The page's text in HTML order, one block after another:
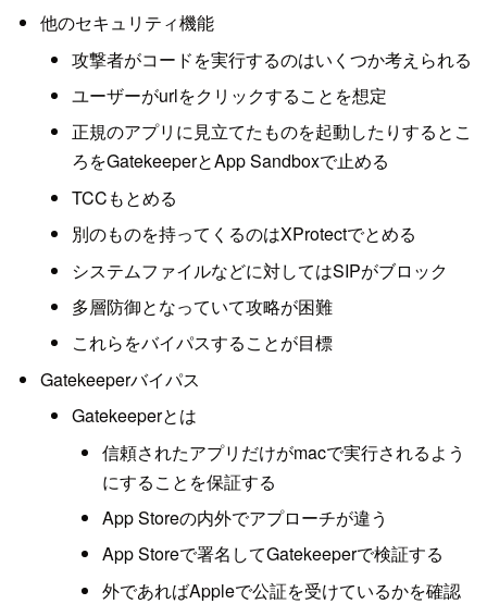
他のセキュリティ機能
攻撃者がコードを実行するのはいくつか考えられる
ユーザーがurlをクリックすることを想定
正規のアプリに見立てたものを起動したりするとこ
ろをGatekeeperとApp Sandboxで止める
TCCもとめる
別のものを持ってくるのはXProtectでとめる
システムファイルなどに対してはSIPがブロック
多層防御となっていて攻略が困難
これらをバイパスすることが目標
Gatekeeperバイパス
Gatekeeperとは
信頼されたアプリだけがmacで実行されるよう
にすることを保証する
App Storeの内外でアプローチが違う
App Storeで署名してGatekeeperで検証する
外であればAppleで公証を受けているかを確認